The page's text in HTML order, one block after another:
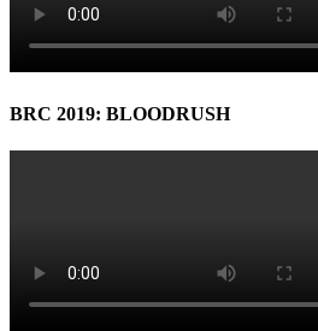
BRC 2019: BLOODRUSH